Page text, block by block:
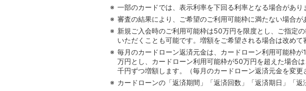
一部のカードでは、表示利率を下回る利率となる場合があり
審査の結果により、ご希望のご利用可能枠に満たない場合が
新規ご入会時のご利用可能枠は50万円を限度とし、ご指定
いただくことも可能です。増額をご希望される場合は改めて
毎月のカードローン返済元金は、カードローン利用可能枠
万円とし、カードローン利用可能枠が50万円を超えた場合
千円ずつ増額します。（毎月のカードローン返済元金を変
カードローンの「返済期間」「返済回数」「返済期日」「